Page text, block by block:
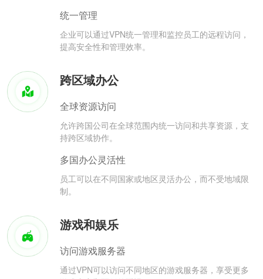
统一管理
企业可以通过VPN统一管理和监控员工的远程访问，
提高安全性和管理效率。
跨区域办公
全球资源访问
允许跨国公司在全球范围内统一访问和共享资源，支
持跨区域协作。
多国办公灵活性
员工可以在不同国家或地区灵活办公，而不受地域限
制。
游戏和娱乐
访问游戏服务器
通过VPN可以访问不同地区的游戏服务器，享受更多